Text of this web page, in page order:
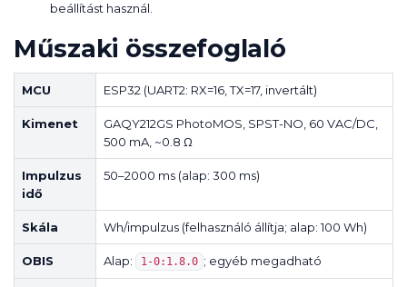
beállítást használ.
Műszaki összefoglaló
MCU ESP32 (UART2: RX=16, TX=17, invertált)
Kimenet
GAQY212GS PhotoMOS, SPST-NO, 60 VAC/DC,
500 mA, ~0.8 Ω
Impulzus
idő
50–2000 ms (alap: 300 ms)
Skála Wh/impulzus (felhasználó állítja; alap: 100 Wh)
OBIS Alap: 1-0:1.8.0 ; egyéb megadható